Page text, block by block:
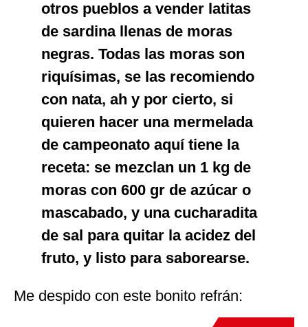
otros pueblos a vender latitas
de sardina llenas de moras
negras. Todas las moras son
riquísimas, se las recomiendo
con nata, ah y por cierto, si
quieren hacer una mermelada
de campeonato aquí tiene la
receta: se mezclan un 1 kg de
moras con 600 gr de azúcar o
mascabado, y una cucharadita
de sal para quitar la acidez del
fruto, y listo para saborearse.
Me despido con este bonito refrán: